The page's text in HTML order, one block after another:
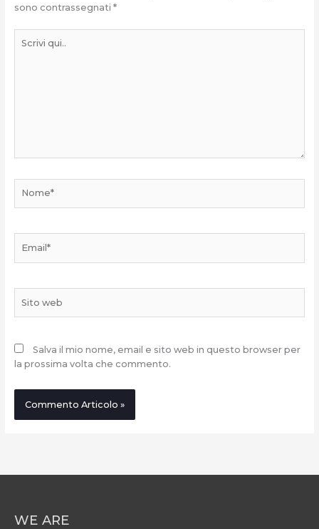
sono contrassegnati *
qui..
web
Salva il mio nome, email e sito web in questo browser per
la prossima volta che commento.
WE ARE